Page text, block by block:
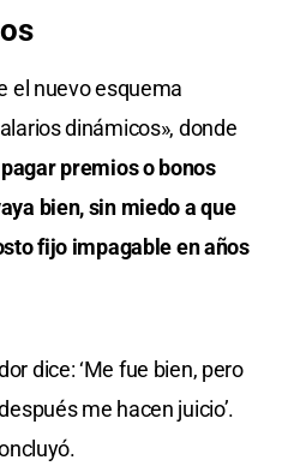
el nuevo esquema
dinámicos», donde
premios o bonos
bien, sin miedo a que
fijo impagable en años
dice: ‘Me fue bien, pero
me hacen juicio’.